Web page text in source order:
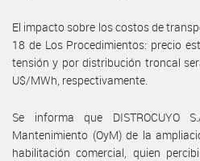
El impacto sobre los costos de
18 de Los Procedimientos: precio
tensión y por distribución troncal
U$/MWh, respectivamente.
Se informa que DISTROCUYO
Mantenimiento (OyM) de la
habilitación comercial, quien